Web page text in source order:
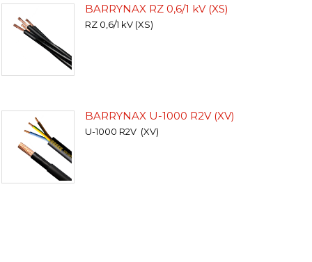
BARRYNAX RZ 0,6/1 kV (XS)
RZ 0,6/1 kV (XS)
BARRYNAX U-1000 R2V (XV)
U-1000 R2V (XV)